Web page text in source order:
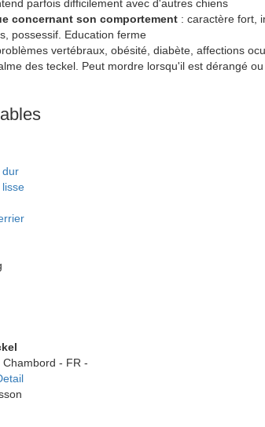
parfois difficilement avec d'autres chiens
concernant son comportement : caractère fort,
possessif. Education ferme
vertébraux, obésité, diabète, affections
des teckel. Peut mordre lorsqu'il est dérangé
dur
- FR -